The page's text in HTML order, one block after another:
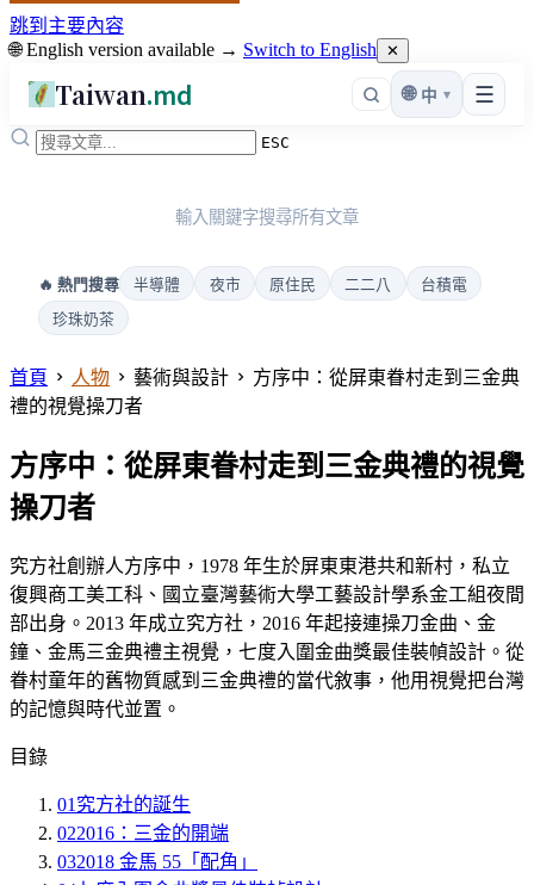
跳到主要內容
🌐 English version available → Switch to English ✕
Taiwan.md ☰
🌐 中 ▾
ESC
輸入關鍵字搜尋所有文章
🔥 熱門搜尋 半導體 夜市 原住民 二二八
台積電
珍珠奶茶
首頁 人物 藝術與設計
方序中：從屏東眷村走到三金典
禮的視覺操刀者
方序中：從屏東眷村走到三金典禮的視覺
操刀者
究方社創辦人方序中，1978 年生於屏東東港共和新村，私立
復興商工美工科、國立臺灣藝術大學工藝設計學系金工組夜間
部出身。2013 年成立究方社，2016 年起接連操刀金曲、金
鐘、金馬三金典禮主視覺，七度入圍金曲獎最佳裝幀設計。從
眷村童年的舊物質感到三金典禮的當代敘事，他用視覺把台灣
的記憶與時代並置。
目錄
01 究方社的誕生
022016：三金的開端
032018 金馬 55「配角」